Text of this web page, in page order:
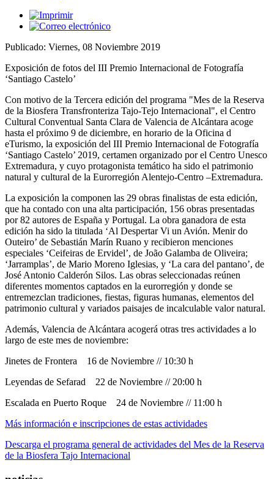
Publicado: Viernes, 08 Noviembre 2019
Exposición de fotos del III Premio Internacional de Fotografía
‘Santiago Castelo’
Con motivo de la Tercera edición del programa "Mes de la Reserva
de la Biosfera Transfronteriza Tajo-Tejo Internacional", el Centro
Cultural Conventual Santa Clara de Valencia de Alcántara acoge
hasta el próximo 9 de diciembre, en horario de la Oficina d
eTurismo, la exposición del III Premio Internacional de Fotografía
‘Santiago Castelo’ 2019, certamen organizado por el Centro Unesco
Extremadura, y cuyo protagonista temático ha sido el patrimonio
natural y cultural de la Eurorregión Alentejo-Centro –Extremadura.
La exposición la componen las 29 obras finalistas de esta edición,
que ha contado con una alta participación, 156 obras presentadas
por 82 autores de España y Portugal. La obra ganadora de esta
edición ha sido la titulada ‘Al Despertar Vi un Avión. Menir do
Outeiro’ de Sebastián Marín Ruano y recibieron menciones
especiales ‘Ceifeiras de Ervidel’, de João Galamba de Oliveira;
‘Jarramplas’, de Mario Moreno Iglesias, y ‘La cara del pantano’, de
José Antonio Calderón Silos. Las obras seleccionadas reúnen
diferentes momentos captados en la eurorregión y donde se
entremezclan tradiciones, fiestas, figuras humanas, elementos del
patrimonio cultural y variados paisajes de incalculable valor natural.
Además, Valencia de Alcántara acogerá otras tres actividades a lo
largo de este mes de noviembre:
Jinetes de Frontera 16 de Noviembre // 10:30 h
Leyendas de Sefarad 22 de Noviembre // 20:00 h
Escalada en Puerto Roque 24 de Noviembre // 11:00 h
Más información e inscripciones de estas actividades
Descarga el programa general de actividades del Mes de la Reserva
de la Biosfera Tajo Internacional